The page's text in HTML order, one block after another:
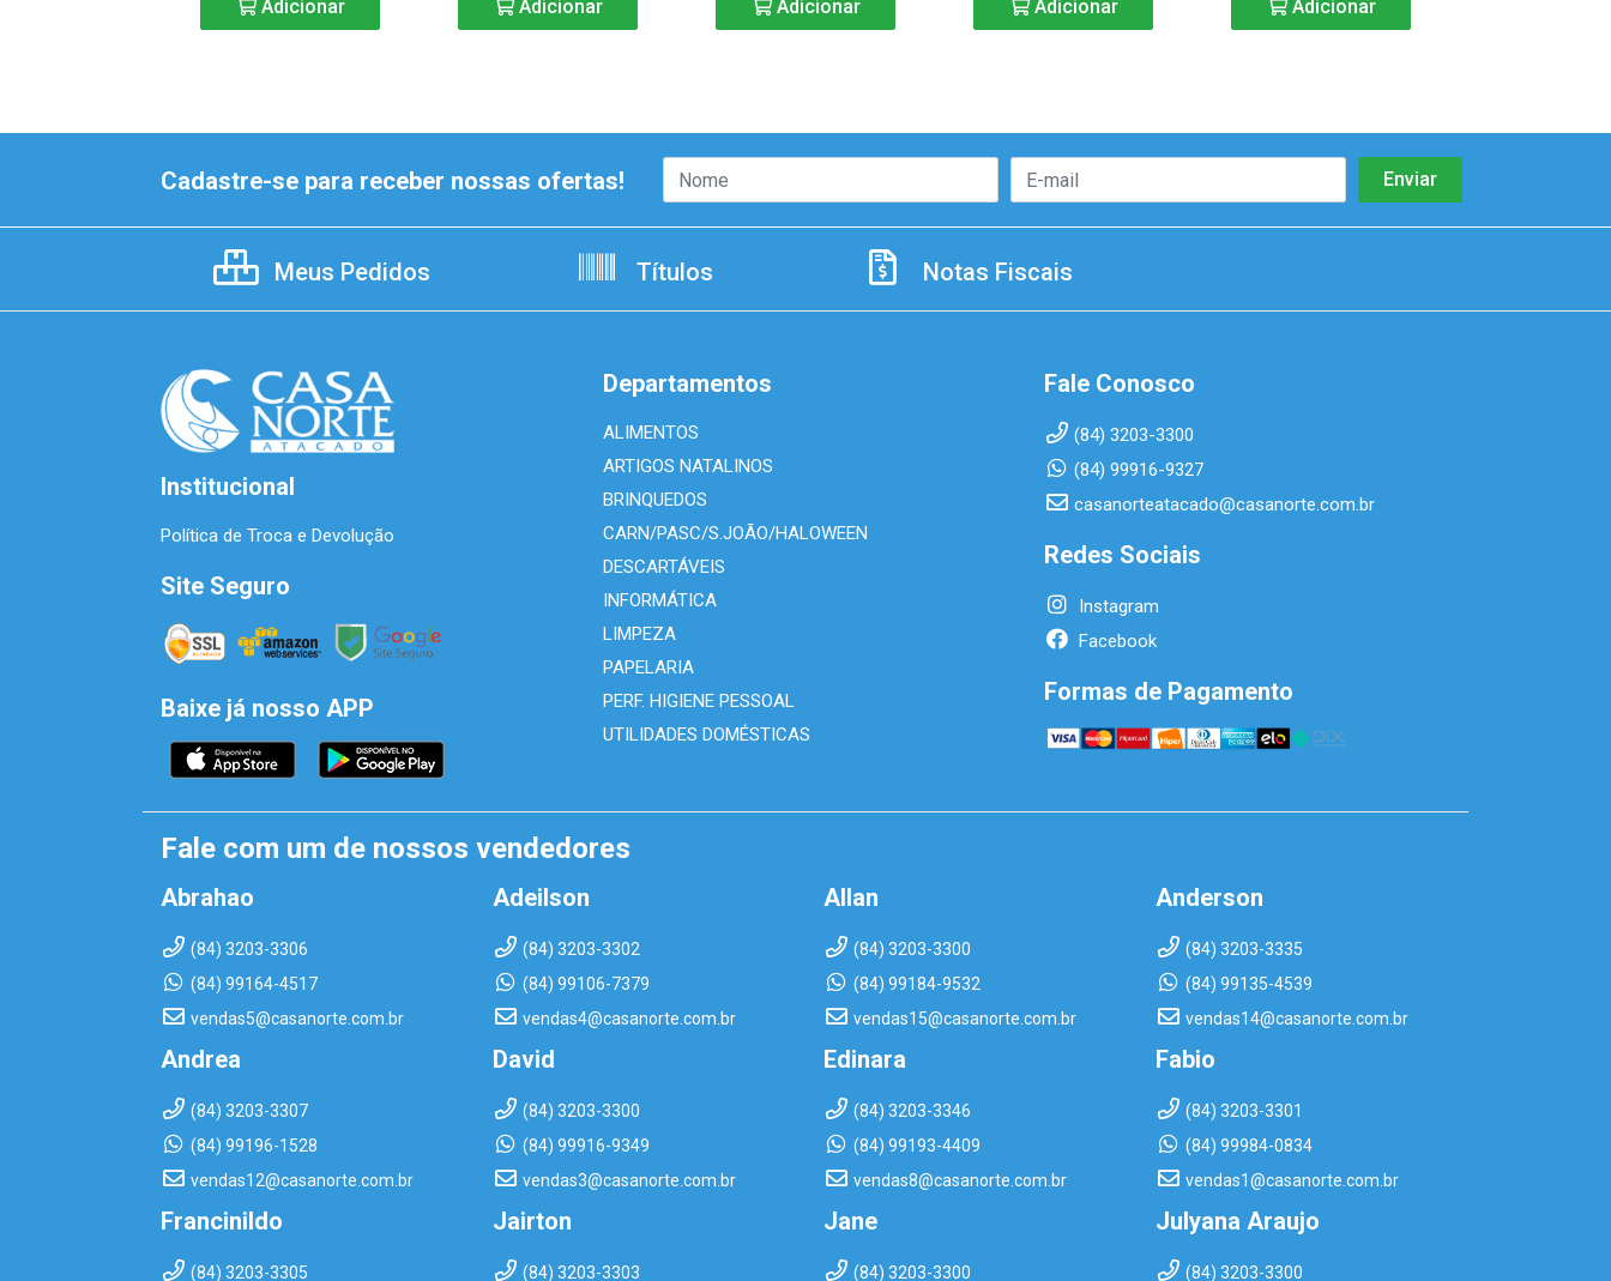
Adicionar Adicionar Adicionar Adicionar Adicionar
Cadastre-se para receber nossas ofertas!
Meus Pedidos Títulos Notas Fiscais
Institucional
Política de Troca e Devolução
Site Seguro
Baixe já nosso APP
Departamentos
ALIMENTOS
ARTIGOS NATALINOS
BRINQUEDOS
CARN/PASC/S.JOÃO/HALOWEEN
DESCARTÁVEIS
INFORMÁTICA
LIMPEZA
PAPELARIA
PERF. HIGIENE PESSOAL
UTILIDADES DOMÉSTICAS
Fale Conosco
(84) 3203-3300
(84) 99916-9327
casanorteatacado@casanorte.com.br
Redes Sociais
Instagram
Facebook
Formas de Pagamento
Fale com um de nossos vendedores
Abrahao
(84) 3203-3306
(84) 99164-4517
vendas5@casanorte.com.br
Adeilson
(84) 3203-3302
(84) 99106-7379
vendas4@casanorte.com.br
Allan
(84) 3203-3300
(84) 99184-9532
vendas15@casanorte.com.br
Anderson
(84) 3203-3335
(84) 99135-4539
vendas14@casanorte.com.br
Andrea
(84) 3203-3307
(84) 99196-1528
vendas12@casanorte.com.br
David
(84) 3203-3300
(84) 99916-9349
vendas3@casanorte.com.br
Edinara
(84) 3203-3346
(84) 99193-4409
vendas8@casanorte.com.br
Fabio
(84) 3203-3301
(84) 99984-0834
vendas1@casanorte.com.br
Francinildo
(84) 3203-3305
Jairton
(84) 3203-3303
Jane
(84) 3203-3300
Julyana Araujo
(84) 3203-3300